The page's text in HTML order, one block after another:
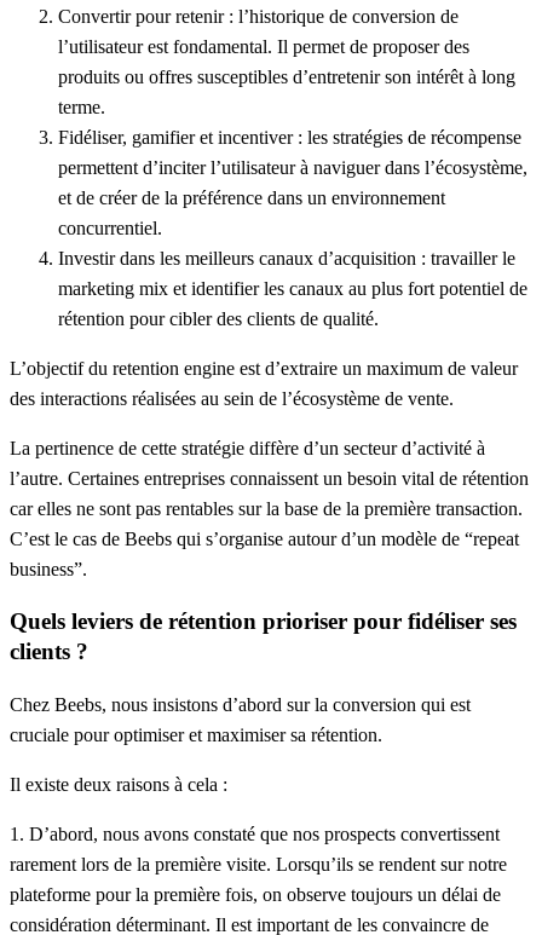
Convertir pour retenir : l’historique de conversion de
l’utilisateur est fondamental. Il permet de proposer des
produits ou offres susceptibles d’entretenir son intérêt à long
terme.
Fidéliser, gamifier et incentiver : les stratégies de récompense
permettent d’inciter l’utilisateur à naviguer dans l’écosystème,
et de créer de la préférence dans un environnement
concurrentiel.
Investir dans les meilleurs canaux d’acquisition : travailler le
marketing mix et identifier les canaux au plus fort potentiel de
rétention pour cibler des clients de qualité.
L’objectif du retention engine est d’extraire un maximum de valeur
des interactions réalisées au sein de l’écosystème de vente.
La pertinence de cette stratégie diffère d’un secteur d’activité à
l’autre. Certaines entreprises connaissent un besoin vital de rétention
car elles ne sont pas rentables sur la base de la première transaction.
C’est le cas de Beebs qui s’organise autour d’un modèle de “repeat
business”.
Quels leviers de rétention prioriser pour fidéliser ses
clients ?
Chez Beebs, nous insistons d’abord sur la conversion qui est
cruciale pour optimiser et maximiser sa rétention.
Il existe deux raisons à cela :
1. D’abord, nous avons constaté que nos prospects convertissent
rarement lors de la première visite. Lorsqu’ils se rendent sur notre
plateforme pour la première fois, on observe toujours un délai de
considération déterminant. Il est important de les convaincre de